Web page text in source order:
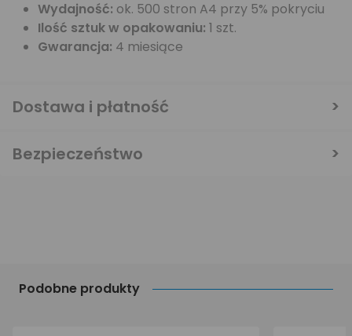
Podobne produkty
Wydajność: ok. 500 stron A4 przy 5% pokryciu
Ilość sztuk w opakowaniu: 1 szt.
Gwarancja: 4 miesiące
Dostawa i płatność
Bezpieczeństwo